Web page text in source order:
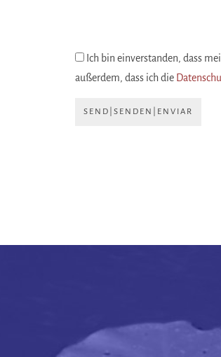
Ich bin einverstanden, dass
außerdem, dass ich die
SEND|SENDEN|ENVIAR